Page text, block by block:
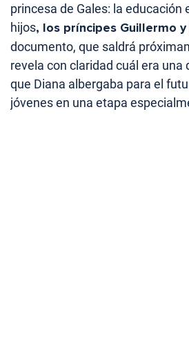
princesa de Gales: la educación
hijos, los príncipes Guillermo
documento, que saldrá
revela con claridad cuál era una
que Diana albergaba para el
jóvenes en una etapa